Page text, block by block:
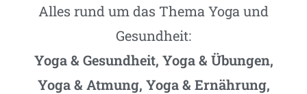
Alles rund um das Thema Yoga und
Gesundheit:
Yoga & Gesundheit, Yoga & Übungen,
Yoga & Atmung, Yoga & Ernährung,